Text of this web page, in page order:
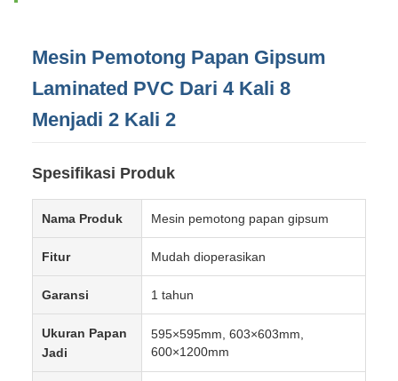
Mesin Pemotong Papan Gipsum
Laminated PVC Dari 4 Kali 8
Menjadi 2 Kali 2
Spesifikasi Produk
Nama Produk Mesin pemotong papan gipsum
Fitur Mudah dioperasikan
Garansi 1 tahun
Ukuran Papan
Jadi
595×595mm, 603×603mm,
600×1200mm